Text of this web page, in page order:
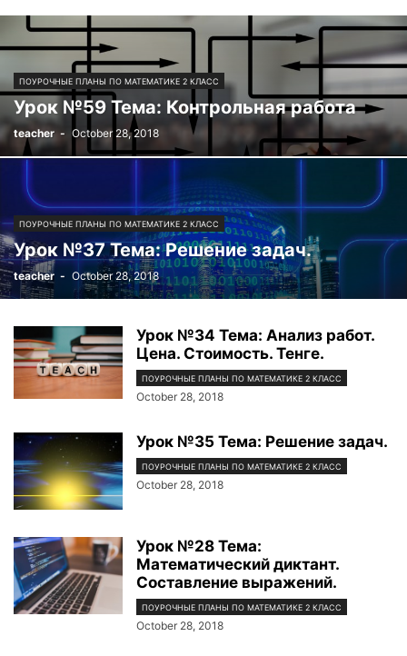
ПОУРОЧНЫЕ ПЛАНЫ ПО МАТЕМАТИКЕ 2 КЛАСС
Урок №59 Тема: Контрольная работа
teacher - October 28, 2018
ПОУРОЧНЫЕ ПЛАНЫ ПО МАТЕМАТИКЕ 2 КЛАСС
Урок №37 Тема: Решение задач.
teacher - October 28, 2018
Урок №34 Тема: Анализ работ.
Цена. Стоимость. Тенге.
ПОУРОЧНЫЕ ПЛАНЫ ПО МАТЕМАТИКЕ 2 КЛАСС
October 28, 2018
Урок №35 Тема: Решение задач.
ПОУРОЧНЫЕ ПЛАНЫ ПО МАТЕМАТИКЕ 2 КЛАСС
October 28, 2018
Урок №28 Тема:
Математический диктант.
Составление выражений.
ПОУРОЧНЫЕ ПЛАНЫ ПО МАТЕМАТИКЕ 2 КЛАСС
October 28, 2018